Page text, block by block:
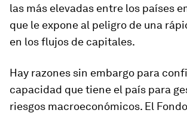
las más elevadas entre los países
que le expone al peligro de una
en los flujos de capitales.
Hay razones sin embargo para
capacidad que tiene el país para
riesgos macroeconómicos. El